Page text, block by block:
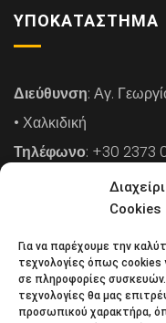
Cookies
Για να παρέχουμε την
τεχνολογίες όπως cookies
σε πληροφορίες
τεχνολογίες θα μας
προσωπικού χαρακτήρα,
ΥΠΟΚΑΤΆΣΤΗΜΑ
Διεύθυνση: Αγ.
• Χαλκιδική
Τηλέφωνο: +30 2373
: +30 2373 026
: info@cpaa.gr
NEWSLETTER